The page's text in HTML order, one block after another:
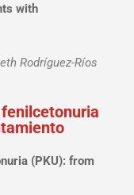
with
Rodríguez-Ríos
(PKU): from